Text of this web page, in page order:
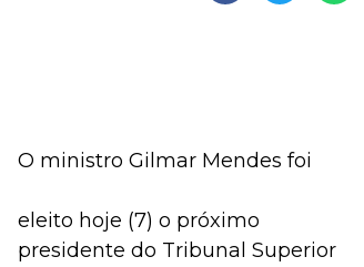
O ministro Gilmar Mendes foi
eleito hoje (7) o próximo
presidente do Tribunal Superior